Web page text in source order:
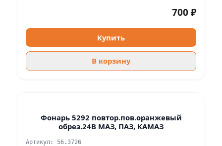
700 ₽
Купить
В корзину
Фонарь 5292 повтор.пов.оранжевый
обрез.24В МАЗ, ПАЗ, КАМАЗ
Артикул: 56.3726